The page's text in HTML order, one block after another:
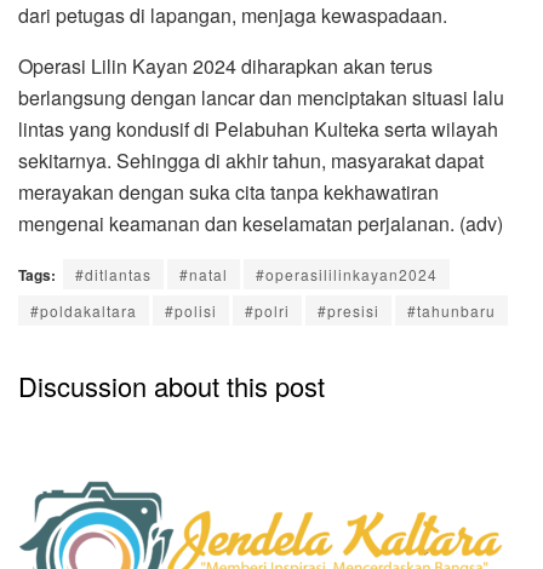
dari petugas di lapangan, menjaga kewaspadaan.
Operasi Lilin Kayan 2024 diharapkan akan terus
berlangsung dengan lancar dan menciptakan situasi lalu
lintas yang kondusif di Pelabuhan Kulteka serta wilayah
sekitarnya. Sehingga di akhir tahun, masyarakat dapat
merayakan dengan suka cita tanpa kekhawatiran
mengenai keamanan dan keselamatan perjalanan. (adv)
Tags: #ditlantas #natal
#operasililinkayan2024
#poldakaltara
#polisi #polri #presisi #tahunbaru
Discussion about this post